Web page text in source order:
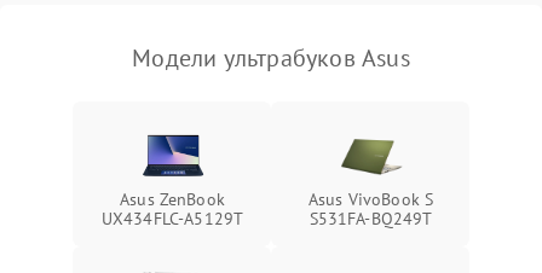
Модели ультрабуков Asus
Asus ZenBook
UX434FLC-A5129T
Asus VivoBook S
S531FA-BQ249T